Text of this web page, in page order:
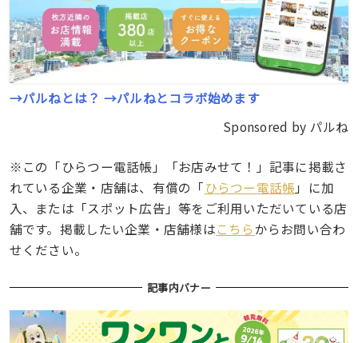
→パルねとは？ →パルねとコラボ始めます
Sponsored by パルね
※この「ひらつー電話帳」「お店みせて！」記事に掲載さ
れている企業・店舗は、有償の「ひらつー電話帳」に加
入、または「スポット広告」等をご利用いただいている店
舗です。掲載したい企業・店舗様はこちら からお問い合わ
せください。
記事内バナー